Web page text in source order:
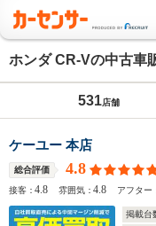
ホンダ CR-Vの中古車
531店舗
ケーユー 本店
総合評価 4.8
接客：4.8 雰囲気：4.8 アフター
掲載台